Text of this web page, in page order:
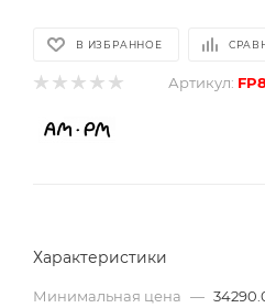
В ИЗБРАННОЕ
Артикул:
Характеристики
Минимальная цена —